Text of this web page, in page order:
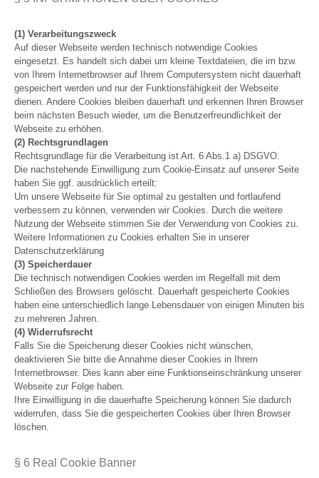
(1) Verarbeitungszweck
Auf dieser Webseite werden technisch notwendige Cookies
eingesetzt. Es handelt sich dabei um kleine Textdateien, die im bzw.
von Ihrem Internetbrowser auf Ihrem Computersystem nicht dauerhaft
gespeichert werden und nur der Funktionsfähigkeit der Webseite
dienen. Andere Cookies bleiben dauerhaft und erkennen Ihren Browser
beim nächsten Besuch wieder, um die Benutzerfreundlichkeit der
Webseite zu erhöhen.
(2) Rechtsgrundlagen
Rechtsgrundlage für die Verarbeitung ist Art. 6 Abs.1 a) DSGVO.
Die nachstehende Einwilligung zum Cookie-Einsatz auf unserer Seite
haben Sie ggf. ausdrücklich erteilt:
Um unsere Webseite für Sie optimal zu gestalten und fortlaufend
verbessern zu können, verwenden wir Cookies. Durch die weitere
Nutzung der Webseite stimmen Sie der Verwendung von Cookies zu.
Weitere Informationen zu Cookies erhalten Sie in unserer
Datenschutzerklärung
(3) Speicherdauer
Die technisch notwendigen Cookies werden im Regelfall mit dem
Schließen des Browsers gelöscht. Dauerhaft gespeicherte Cookies
haben eine unterschiedlich lange Lebensdauer von einigen Minuten bis
zu mehreren Jahren.
(4) Widerrufsrecht
Falls Sie die Speicherung dieser Cookies nicht wünschen,
deaktivieren Sie bitte die Annahme dieser Cookies in Ihrem
Internetbrowser. Dies kann aber eine Funktionseinschränkung unserer
Webseite zur Folge haben.
Ihre Einwilligung in die dauerhafte Speicherung können Sie dadurch
widerrufen, dass Sie die gespeicherten Cookies über Ihren Browser
löschen.
§ 6 Real Cookie Banner